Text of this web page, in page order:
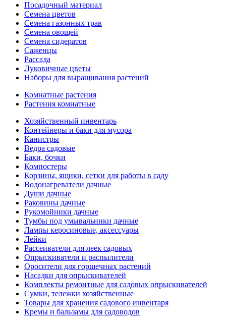
Посадочный материал
Семена цветов
Семена газонных трав
Семена овощей
Семена сидератов
Саженцы
Рассада
Луковичные цветы
Наборы для выращивания растений
Комнатные растения
Растения комнатные
Хозяйственный инвентарь
Контейнеры и баки для мусора
Канистры
Ведра садовые
Баки, бочки
Компостеры
Корзины, ящики, сетки для работы в саду
Водонагреватели дачные
Души дачные
Раковины дачные
Рукомойники дачные
Тумбы под умывальники дачные
Лампы керосиновые, аксессуары
Лейки
Рассеиватели для леек садовых
Опрыскиватели и распылители
Оросители для горшечных растений
Насадки для опрыскивателей
Комплекты ремонтные для садовых опрыскивателей
Сумки, тележки хозяйственные
Товары для хранения садового инвентаря
Кремы и бальзамы для садоводов